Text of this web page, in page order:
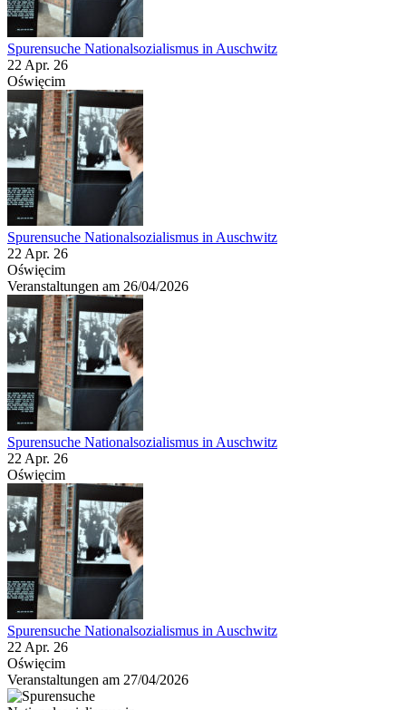
Spurensuche Nationalsozialismus in Auschwitz
22 Apr. 26
Oświęcim
Spurensuche Nationalsozialismus in Auschwitz
22 Apr. 26
Oświęcim
Veranstaltungen am 26/04/2026
Spurensuche Nationalsozialismus in Auschwitz
22 Apr. 26
Oświęcim
Spurensuche Nationalsozialismus in Auschwitz
22 Apr. 26
Oświęcim
Veranstaltungen am 27/04/2026